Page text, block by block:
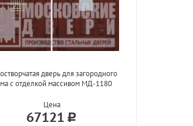
дверь для загородного
с отделкой массивом МД-1180
Цена
67121